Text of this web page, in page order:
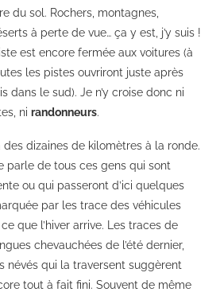
du sol. Rochers, montagnes,
à perte de vue… ça y est, j’y suis !
est encore fermée aux voitures (à
les pistes ouvriront juste après
dans le sud). Je n’y croise donc ni
ni randonneurs.
des dizaines de kilomètres à la ronde.
parle de tous ces gens qui sont
ou qui passeront d’ici quelques
par les trace des véhicules
ce que l’hiver arrive. Les traces de
chevauchées de l’été dernier,
névés qui la traversent suggèrent
tout à fait fini. Souvent de même